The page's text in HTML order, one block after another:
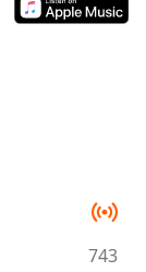
743